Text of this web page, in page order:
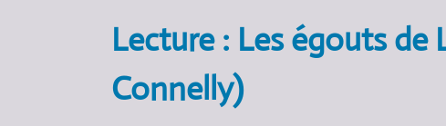
Lecture : Les égouts de
Connelly)